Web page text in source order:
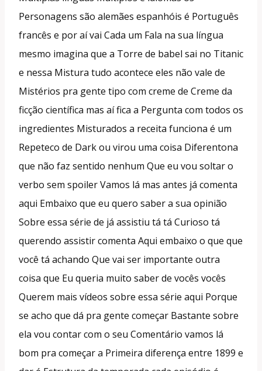
Personagens são alemães espanhóis é Português
francês e por aí vai Cada um Fala na sua língua
mesmo imagina que a Torre de babel sai no Titanic
e nessa Mistura tudo acontece eles não vale de
Mistérios pra gente tipo com creme de Creme da
ficção científica mas aí fica a Pergunta com todos os
ingredientes Misturados a receita funciona é um
Repeteco de Dark ou virou uma coisa Diferentona
que não faz sentido nenhum Que eu vou soltar o
verbo sem spoiler Vamos lá mas antes já comenta
aqui Embaixo que eu quero saber a sua opinião
Sobre essa série de já assistiu tá tá Curioso tá
querendo assistir comenta Aqui embaixo o que que
você tá achando Que vai ser importante outra
coisa que Eu queria muito saber de vocês vocês
Querem mais vídeos sobre essa série aqui Porque
se acho que dá pra gente começar Bastante sobre
ela vou contar com o seu Comentário vamos lá
bom pra começar a Primeira diferença entre 1899 e